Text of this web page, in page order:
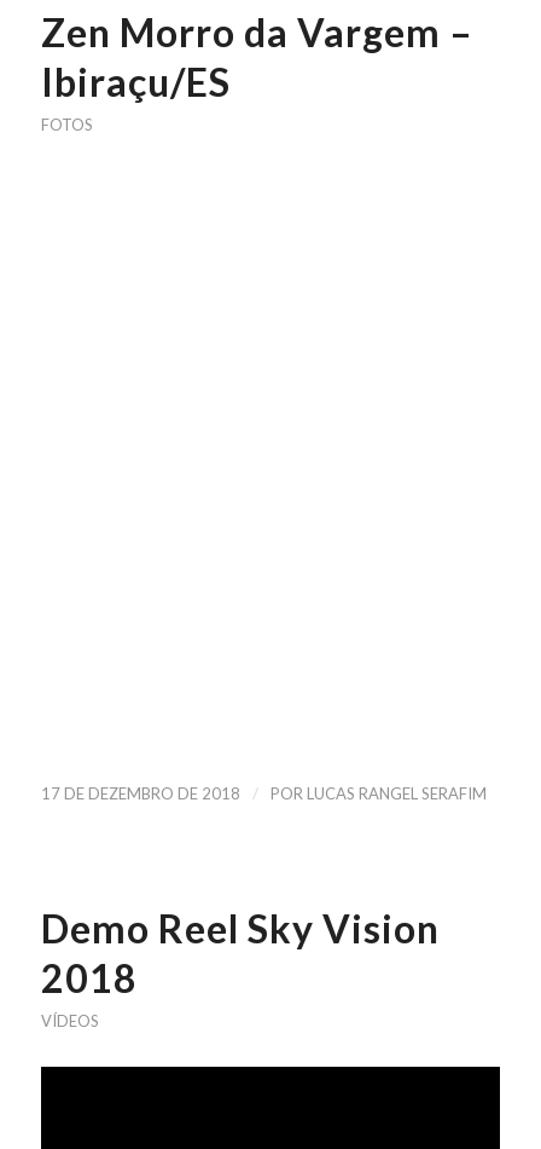
Zen Morro da Vargem –
Ibiraçu/ES
FOTOS
17 DE DEZEMBRO DE 2018 / POR LUCAS RANGEL SERAFIM
Demo Reel Sky Vision
2018
VÍDEOS